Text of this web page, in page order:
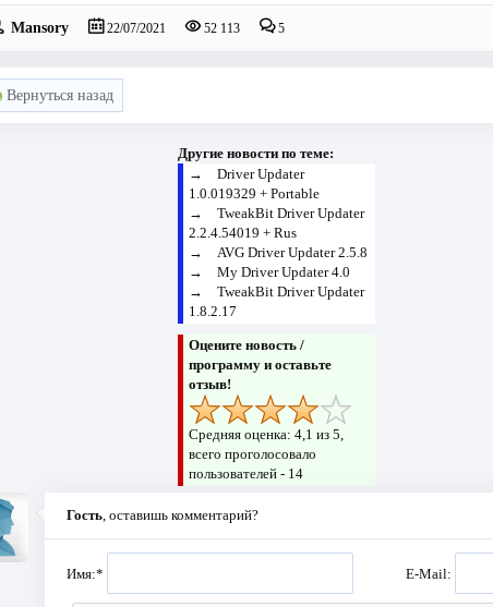
Mansory 22/07/2021 52 113 5
Вернуться назад
Другие новости по теме:
→Driver Updater
1.0.019329 + Portable
→TweakBit Driver Updater
2.2.4.54019 + Rus
→AVG Driver Updater 2.5.8
→My Driver Updater 4.0
→TweakBit Driver Updater
1.8.2.17
Оцените новость /
программу и оставьте
отзыв!
Средняя оценка:4,1 из 5,
всего проголосовало
пользователей - 14
Гость, оставишь комментарий?
Имя:* E-Mail: